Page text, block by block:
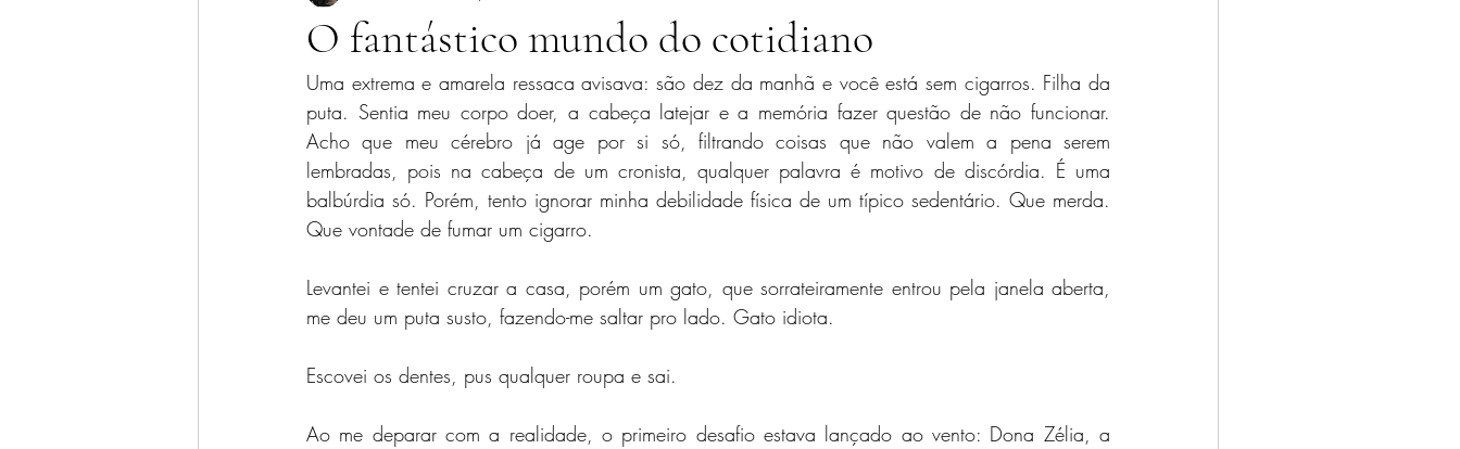
O fantástico mundo do cotidiano
Uma extrema e amarela ressaca avisava: são dez da manhã e você está sem cigarros. Filha da
puta. Sentia meu corpo doer, a cabeça latejar e a memória fazer questão de não funcionar.
Acho que meu cérebro já age por si só, filtrando coisas que não valem a pena serem
lembradas, pois na cabeça de um cronista, qualquer palavra é motivo de discórdia. É uma
balbúrdia só. Porém, tento ignorar minha debilidade física de um típico sedentário. Que merda.
Que vontade de fumar um cigarro.
Levantei e tentei cruzar a casa, porém um gato, que sorrateiramente entrou pela janela aberta,
me deu um puta susto, fazendo-me saltar pro lado. Gato idiota.
Escovei os dentes, pus qualquer roupa e sai.
Ao me deparar com a realidade, o primeiro desafio estava lançado ao vento: Dona Zélia, a